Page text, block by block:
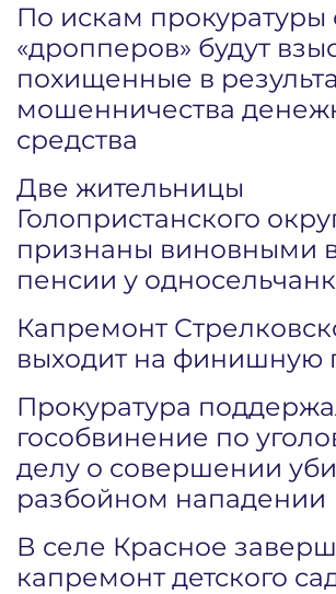
По искам прокуратуры
«дропперов» будут
похищенные в
мошенничества
средства
Две жительницы
Голопристанского
признаны виновными
пенсии у
Капремонт
выходит на финишную
Прокуратура
гособвинение по
делу о совершении
разбойном нападении
В селе Красное
капремонт детского